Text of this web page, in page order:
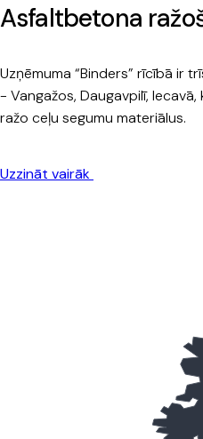
Asfaltbetona
Uzņēmuma “Binders” rīcībā ir
- Vangažos, Daugavpilī,
ražo ceļu segumu materiālus.
Uzzināt vairāk